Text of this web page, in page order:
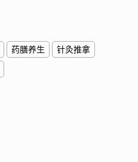
药膳养生 针灸推拿